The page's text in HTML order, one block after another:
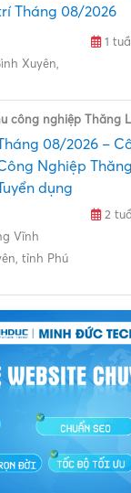
Tháng 08/2026
1
Xuyên,
công nghiệp Thăng
08/2026 –
Nghiệp
dụng
2
Vĩnh
tỉnh Phú